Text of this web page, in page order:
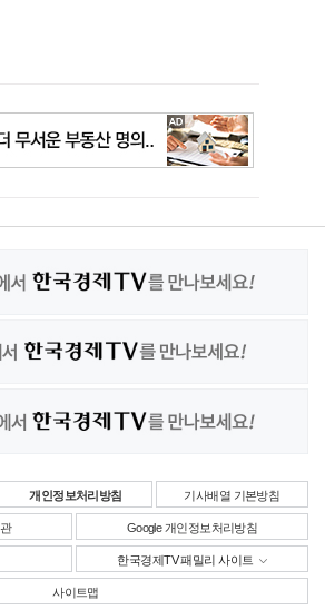
개인정보처리방침 기사배열 기본방침
Google 개인정보처리방침
한국경제TV 패밀리 사이트
사이트맵